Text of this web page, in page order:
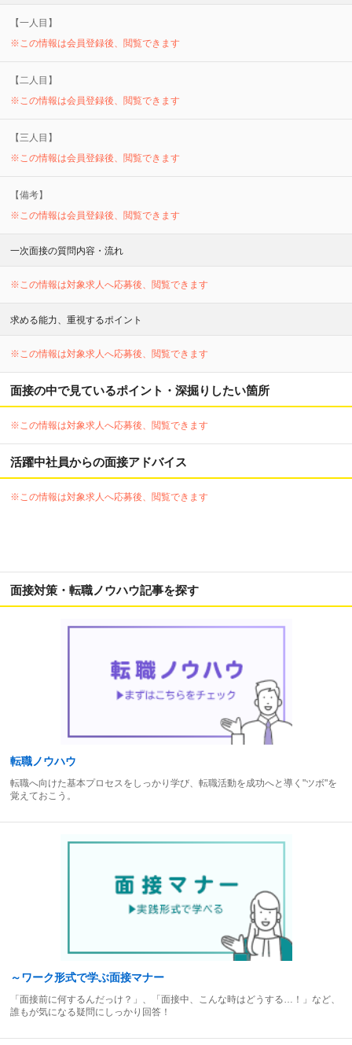
【一人目】
※この情報は会員登録後、閲覧できます
【二人目】
※この情報は会員登録後、閲覧できます
【三 人目】
※この情報は会員登録後、閲覧できます
【備考】
※この情報は会員登録後、閲覧できます
一次面接の質問内容・流れ
※この情報は対象求人へ応募後、閲覧できます
求める能力、重視するポイント
※この情報は対象求人へ応募後、閲覧できます
面接の中で見ているポイント・深掘りしたい箇所
※この情報は対象求人へ応募後、閲覧できます
活躍中社員からの面接アドバイス
※この情報は対象求人へ応募後、閲覧できます
面接対策・転職ノウハウ記事を探す
転職ノウハウ
転職へ向けた基本プロセスをしっかり学び、転職活動を成功へと導く"ツボ"を
覚えておこう。
～ワーク形式で学ぶ面接マナー
「面接前に何するんだっけ？」、「面接中、こんな時はどうする…！」など、
誰もが気になる疑問にしっかり回答！